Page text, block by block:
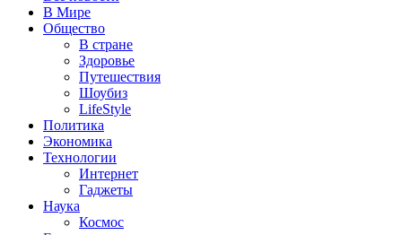
В Мире
Общество
В стране
Здоровье
Путешествия
Шоубиз
LifeStyle
Политика
Экономика
Технологии
Интернет
Гаджеты
Наука
Космос